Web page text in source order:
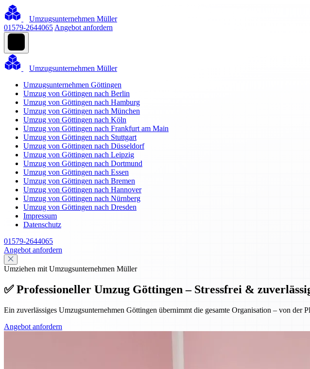
Umzugsunternehmen Müller
01579-2644065 Angebot anfordern
Umzugsunternehmen Müller
Umzugsunternehmen Göttingen
Umzug von Göttingen nach Berlin
Umzug von Göttingen nach Hamburg
Umzug von Göttingen nach München
Umzug von Göttingen nach Köln
Umzug von Göttingen nach Frankfurt am Main
Umzug von Göttingen nach Stuttgart
Umzug von Göttingen nach Düsseldorf
Umzug von Göttingen nach Leipzig
Umzug von Göttingen nach Dortmund
Umzug von Göttingen nach Essen
Umzug von Göttingen nach Bremen
Umzug von Göttingen nach Hannover
Umzug von Göttingen nach Nürnberg
Umzug von Göttingen nach Dresden
Impressum
Datenschutz
01579-2644065
Angebot anfordern
Umziehen mit Umzugsunternehmen Müller
✅ Professioneller Umzug Göttingen – Stressfrei &
Ein zuverlässiges Umzugsunternehmen Göttingen übernimmt die gesamte Organisation – von der
Angebot anfordern